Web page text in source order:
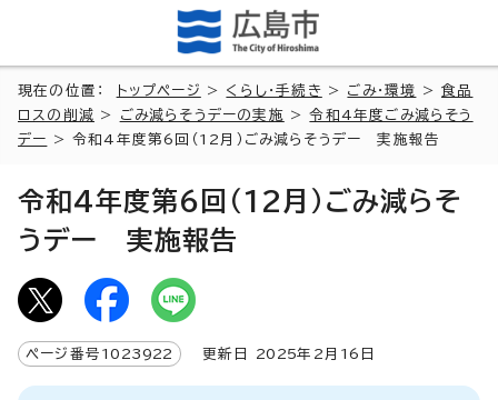
現在の位置： トップページ > くらし・手続き > ごみ・環境 >食品
ロスの削減 > ごみ減らそうデーの実施 >令和4年度ごみ減らそう
デー
> 令和4年度第6回（12月）ごみ減らそうデー 実施報告
令和4年度第6回（12月）ごみ減らそ
うデー 実施報告
ページ番号 1023922 更新日 2025年2月 16 日